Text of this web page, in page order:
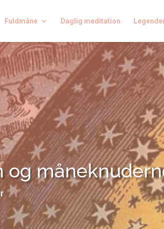
Fuldmåne Daglig meditation
og